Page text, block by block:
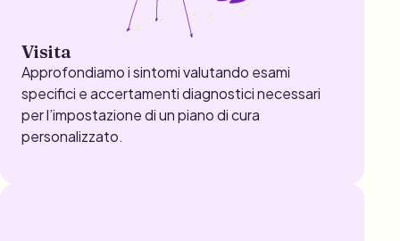
Visita
Approfondiamo i sintomi valutando esami
specifici e accertamenti diagnostici necessari
per l’impostazione di un piano di cura
personalizzato.